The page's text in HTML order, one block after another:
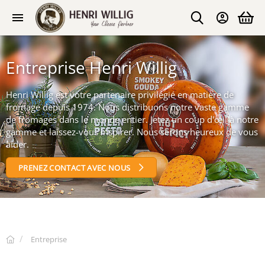
Entreprise Henri Willig
Henri Willig est votre partenaire privilégié en matière de
fromage depuis 1974. Nous distribuons notre vaste gamme
de fromages dans le monde entier. Jetez un coup d'œil à notre
gamme et laissez-vous inspirer. Nous serons heureux de vous
aider.
PRENEZ CONTACT AVEC NOUS
Entreprise